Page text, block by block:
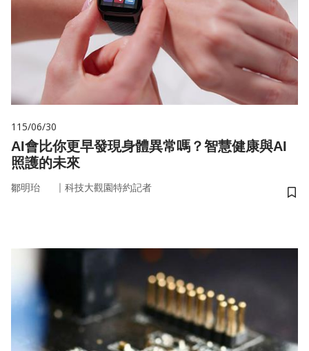
115/06/30
AI會比你更早發現身體異常嗎？智慧健康與AI
照護的未來
鄒明珆 ｜ 科技大觀園特約記者
儲